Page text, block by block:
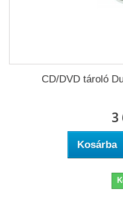
CD/DVD tároló
3
Kosárba